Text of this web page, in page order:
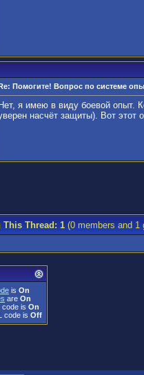
Помогите! Вопрос по системе
Нет, я имею в виду боевой опыт.
насчёт защиты). Вот этот
This Thread: 1(0 members and 1
is On
are On
code is On
code is Off